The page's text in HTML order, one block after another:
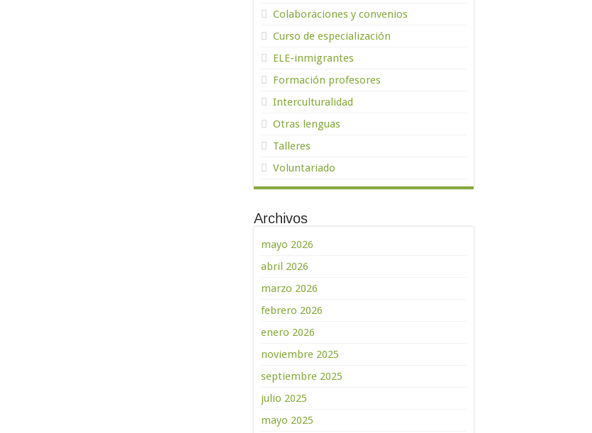
Colaboraciones y convenios
Curso de especialización
ELE-inmigrantes
Formación profesores
Interculturalidad
Otras lenguas
Talleres
Voluntariado
Archivos
mayo 2026
abril 2026
marzo 2026
febrero 2026
enero 2026
noviembre 2025
septiembre 2025
julio 2025
mayo 2025